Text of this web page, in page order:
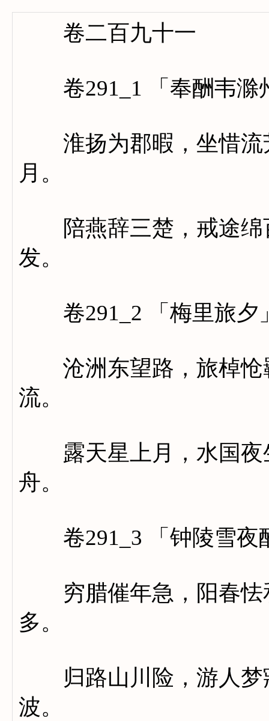
卷二百九十一
卷291_1 「奉酬韦滁
淮扬为郡暇，坐惜流
月。
陪燕辞三楚，戒途绵
发。
卷291_2 「梅里旅夕
沧洲东望路，旅棹怆
流。
露天星上月，水国夜
舟。
卷291_3 「钟陵雪夜
穷腊催年急，阳春怯
多。
归路山川险，游人梦
波。